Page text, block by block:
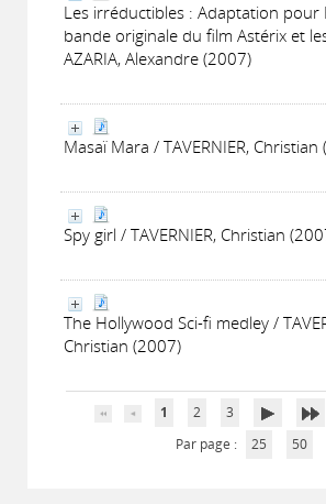
Les irréductibles : Adaptation pour
bande originale du film Astérix et
AZARIA, Alexandre (2007)
Masaï Mara / TAVERNIER, Christian
Spy girl / TAVERNIER, Christian
The Hollywood Sci-fi medley /
Christian (2007)
1 2 3
Par page :
25 50